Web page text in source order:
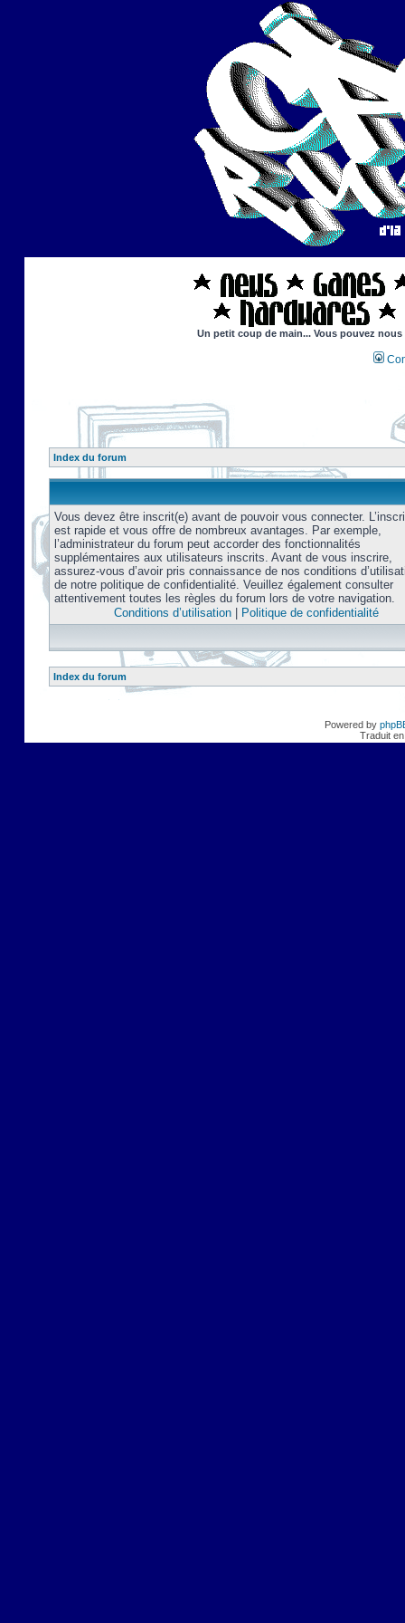
Un petit coup de main... Vous pouvez
Index du forum
Vous devez être inscrit(e) avant de pouvoir vous connecter.
est rapide et vous offre de nombreux avantages. Par exemple,
l’administrateur du forum peut accorder des fonctionnalités
supplémentaires aux utilisateurs inscrits. Avant de vous inscrire,
assurez-vous d’avoir pris connaissance de nos conditions
de notre politique de confidentialité. Veuillez également consulter
attentivement toutes les règles du forum lors de votre navigation.
Conditions d’utilisation| Politique de confidentialité
Index du forum
Powered by
Traduit